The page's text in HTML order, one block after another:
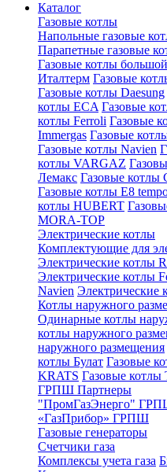
Каталог
Газовые котлы
Напольные газовые
Парапетные газовые
Газовые котлы
Италтерм Газовые
Газовые котлы Daesung
котлы ECA Газовые
котлы Ferroli Газовые
Immergas Газовые
Газовые котлы Navien
котлы VARGAZ
Лемакс Газовые котлы
Газовые котлы E8
котлы HUBERT
MORA-TOP
Электрические котлы
Комплектующие для
Электрические котлы
Электрические котлы
Navien Электрические
Котлы наружного
Одинарные котлы
котлы наружного
наружного размещения
котлы Булат Газовые
KRATS Газовые
ГРПШ Партнеры
"ПромГазЭнерго"
«ГазПрибор» ГРПШ
Газовые генераторы
Счетчики газа
Комплексы учета газа